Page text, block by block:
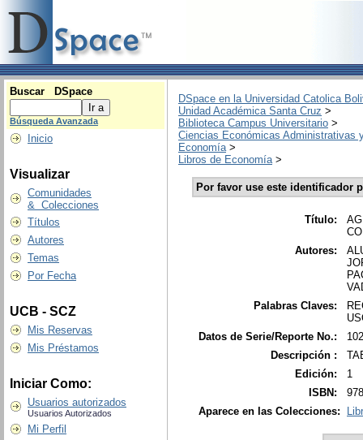
Buscar DSpace
Búsqueda Avanzada
Inicio
Visualizar
Comunidades
& Colecciones
Títulos
Autores
Temas
Por Fecha
UCB - SCZ
Mis Reservas
Mis Préstamos
Iniciar Como:
Usuarios autorizados
Usuarios Autorizados
Mi Perfil
DSpace en la Universidad Catolica
Unidad Académica Santa Cruz >
Biblioteca Campus Universitario >
Ciencias Económicas Administrativas
Economía>
Libros de Economía>
Por favor use este identificador
Título:
Autores:
Palabras Claves:
Datos de Serie/Reporte No.:
Descripción :
Edición:
1
ISBN:
Aparece en las Colecciones: